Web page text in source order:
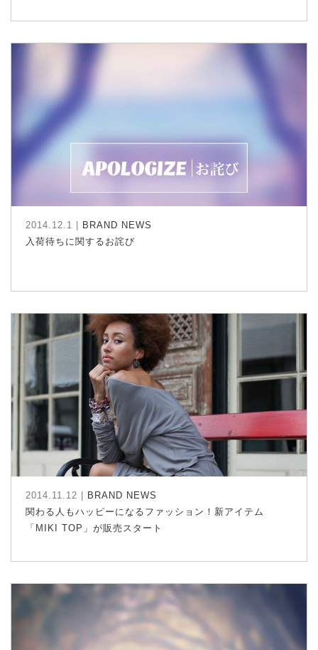
2014.12.1 |
BRAND NEWS
入荷待ちに関するお詫び
2014.11.12 |
BRAND NEWS
関わる人もハッピーになるファッション！新アイテム
「MIKI TOP」が販売スタート